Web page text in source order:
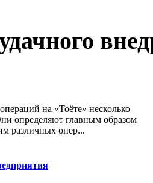
на «Тоёте» несколько
определяют главным образом
различных опер...